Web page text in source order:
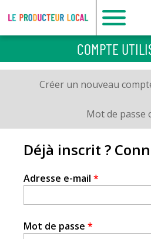
Le
producteur
local
Le
COMPTE
OngletsCréer un nouveau
Mot de passe
Déjà inscrit ?
Adresse e-mail *
Mot de passe *